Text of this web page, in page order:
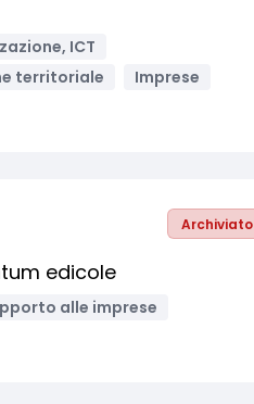
ICT
territoriale
Imprese
Archiviato
edicole
alle imprese